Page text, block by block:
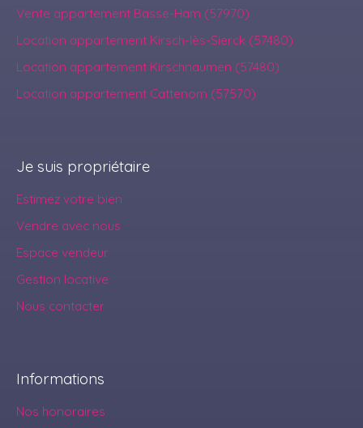
Vente appartement Basse-Ham (57970)
Location appartement Kirsch-lès-Sierck (57480)
Location appartement Kirschnaumen (57480)
Location appartement Cattenom (57570)
Je suis propriétaire
Estimez votre bien
Vendre avec nous
Espace vendeur
Gestion locative
Nous contacter
Informations
Nos honoraires